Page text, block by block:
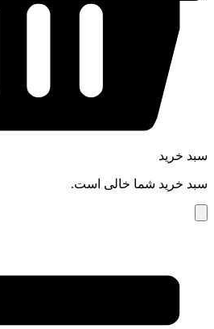
سبد خرید
سبد خرید شما خالی است.